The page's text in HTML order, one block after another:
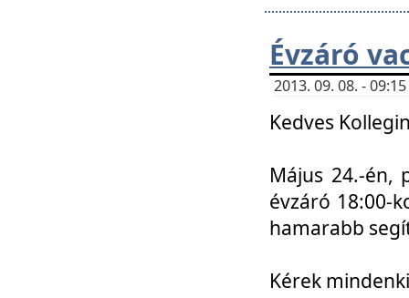
Évzáró
2013. 09. 08. -
Kedves
Május 24.-én,
évzáró 18:00-
hamarabb
Kérek